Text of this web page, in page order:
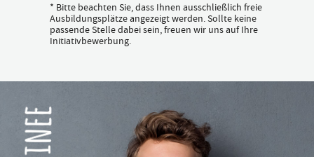
* Bitte beachten Sie, dass Ihnen ausschließlich freie
Ausbildungsplätze angezeigt werden. Sollte keine
passende Stelle dabei sein, freuen wir uns auf Ihre
Initiativbewerbung.